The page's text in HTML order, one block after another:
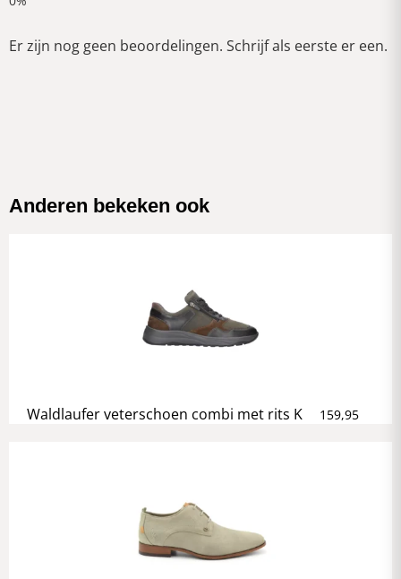
Er zijn nog geen beoordelingen. Schrijf als eerste er een.
Anderen bekeken ook
Waldlaufer veterschoen combi met rits K 159,95